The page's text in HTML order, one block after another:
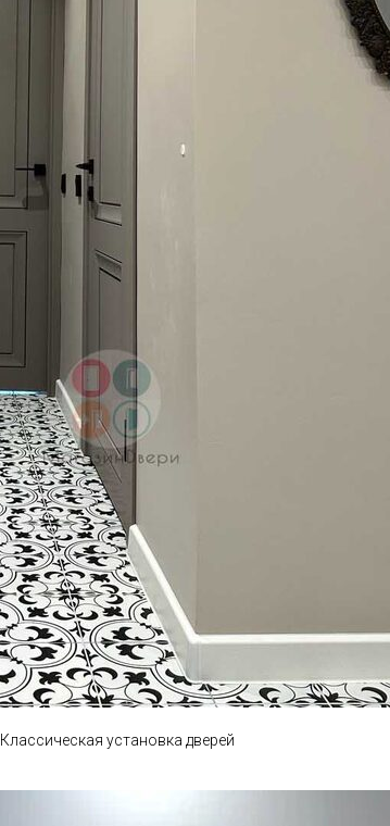
Классическая установка дверей